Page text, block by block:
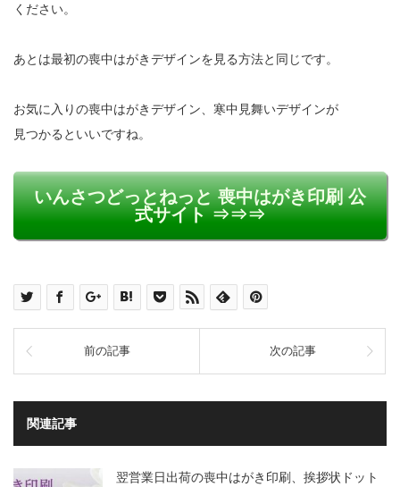
ください。
あとは最初の喪中はがきデザインを見る方法と同じです。
お気に入りの喪中はがきデザイン、寒中見舞いデザインが
見つかるといいですね。
いんさつどっとねっと 喪中はがき印刷 公
式サイト ⇒⇒⇒
前の記事 次の記事
関連記事
翌営業日出荷の喪中はがき印刷、挨拶状ドット